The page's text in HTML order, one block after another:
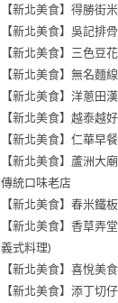
【新北美食】得勝街
【新北美食】吳記排
【新北美食】三色豆花
【新北美食】無名麵
【新北美食】洋蔥田
【新北美食】越泰越
【新北美食】仁華早
【新北美食】蘆洲大
傳統口味老店
【新北美食】春米鐵
【新北美食】香草弄
義式料理)
【新北美食】喜悅美
【新北美食】添丁切